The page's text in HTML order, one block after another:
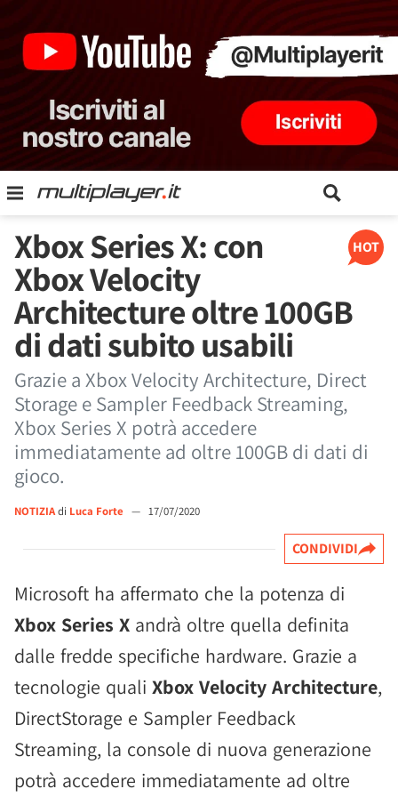
HOT
Xbox Series X: con
Xbox Velocity
Architecture oltre 100GB
di dati subito usabili
Grazie a Xbox Velocity Architecture, Direct
Storage e Sampler Feedback Streaming,
Xbox Series X potrà accedere
immediatamente ad oltre 100GB di dati di
gioco.
NOTIZIAdi Luca Forte — 17/07/2020
CONDIVIDI
Microsoft ha affermato che la potenza di
Xbox Series X andrà oltre quella definita
dalle fredde specifiche hardware. Grazie a
tecnologie quali Xbox Velocity Architecture,
DirectStorage e Sampler Feedback
Streaming, la console di nuova generazione
potrà accedere immediatamente ad oltre